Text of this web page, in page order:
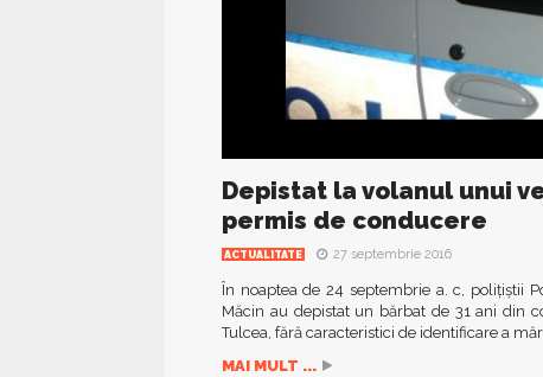
Depistat la volanul unui
permis de conducere
ACTUALITATE 27 septembrie 2016
În noaptea de 24 septembrie a. c, polițiștii
Măcin au depistat un bărbat de 31 ani din
Tulcea, fără caracteristici de identificare a
MAI MULT ...